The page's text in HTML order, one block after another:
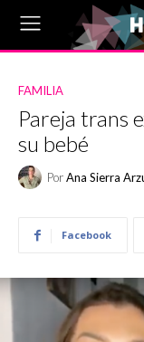
FAMILIA
Pareja trans
su bebé
PorAna Sierra
Facebook